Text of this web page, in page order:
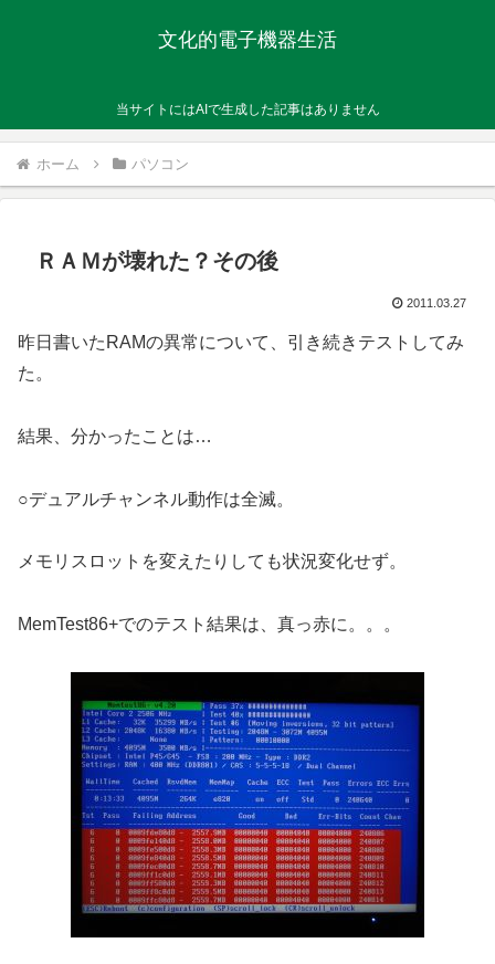
文化的電子機器生活
当サイトにはAIで生成した記事はありません
ホーム パソコン
ＲＡＭが壊れた？その後
2011.03.27
昨日書いたRAMの異常について、引き続きテストしてみ
た。
結果、分かったことは…
○デュアルチャンネル動作は全滅。
メモリスロットを変えたりしても状況変化せず。
MemTest86+でのテスト結果は、真っ赤に。。。